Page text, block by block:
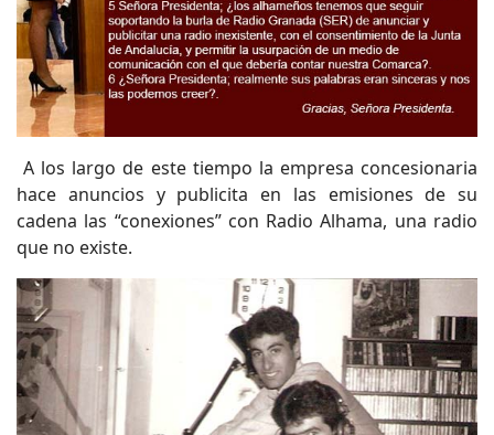
A los largo de este tiempo la empresa concesionaria
hace anuncios y publicita en las emisiones de su
cadena las “conexiones” con Radio Alhama, una radio
que no existe.